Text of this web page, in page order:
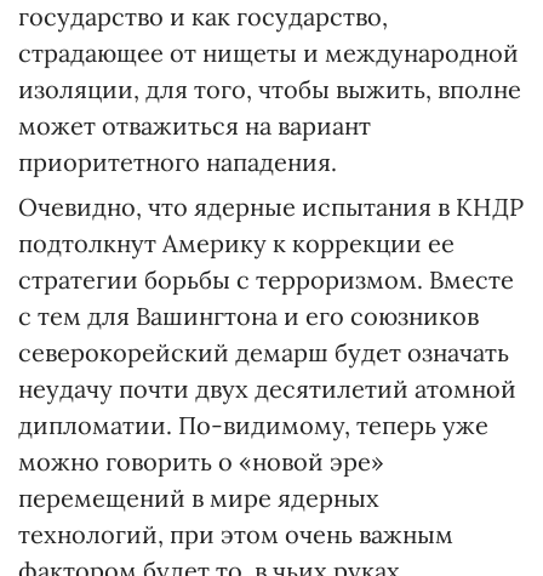
государство и как государство,
страдающее от нищеты и международной
изоляции, для того, чтобы выжить, вполне
может отважиться на вариант
приоритетного нападения.
Очевидно, что ядерные испытания в КНДР
подтолкнут Америку к коррекции ее
стратегии борьбы с терроризмом. Вместе
с тем для Вашингтона и его союзников
северокорейский демарш будет означать
неудачу почти двух десятилетий атомной
дипломатии. По-видимому, теперь уже
можно говорить о «новой эре»
перемещений в мире ядерных
технологий, при этом очень важным